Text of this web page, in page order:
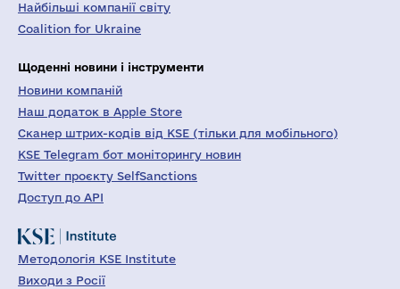
Найбільші компанії світу
Coalition for Ukraine
Щоденні новини і інструменти
Новини компаній
Наш додаток в Apple Store
Сканер штрих-кодів від KSE (тільки для мобільного)
KSE Telegram бот моніторингу новин
Twitter проєкту SelfSanctions
Доступ до API
Методологія KSE Institute
Виходи з Росії